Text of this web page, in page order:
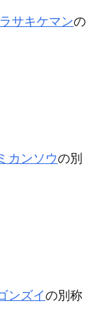
サキケマンの
カンソウの別
ンズイの別称